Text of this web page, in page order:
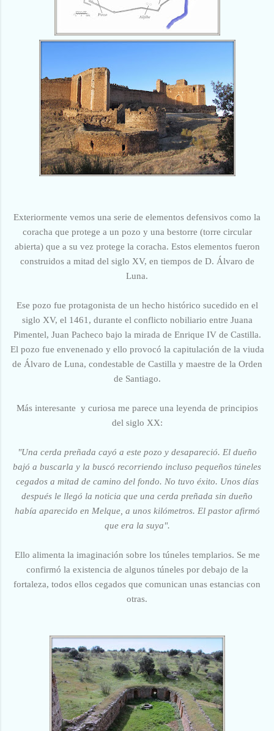
Exteriormente vemos una serie de elementos defensivos como la
coracha que protege a un pozo y una bestorre (torre circular
abierta) que a su vez protege la coracha. Estos elementos fueron
construidos a mitad del siglo XV, en tiempos de D. Álvaro de
Luna.
Ese pozo fue protagonista de un hecho histórico sucedido en el
siglo XV, el 1461, durante el conflicto nobiliario entre Juana
Pimentel, Juan Pacheco bajo la mirada de Enrique IV de Castilla.
El pozo fue envenenado y ello provocó la capitulación de la viuda
de Álvaro de Luna, condestable de Castilla y maestre de la Orden
de Santiago.
Más interesante y curiosa me parece una leyenda de principios
del siglo XX:
"Una cerda preñada cayó a este pozo y desapareció. El dueño
bajó a buscarla y la buscó recorriendo incluso pequeños túneles
cegados a mitad de camino del fondo. No tuvo éxito. Unos días
después le llegó la noticia que una cerda preñada sin dueño
había aparecido en Melque, a unos kilómetros. El pastor afirmó
que era la suya".
Ello alimenta la imaginación sobre los túneles templarios. Se me
confirmó la existencia de algunos túneles por debajo de la
fortaleza, todos ellos cegados que comunican unas estancias con
otras.